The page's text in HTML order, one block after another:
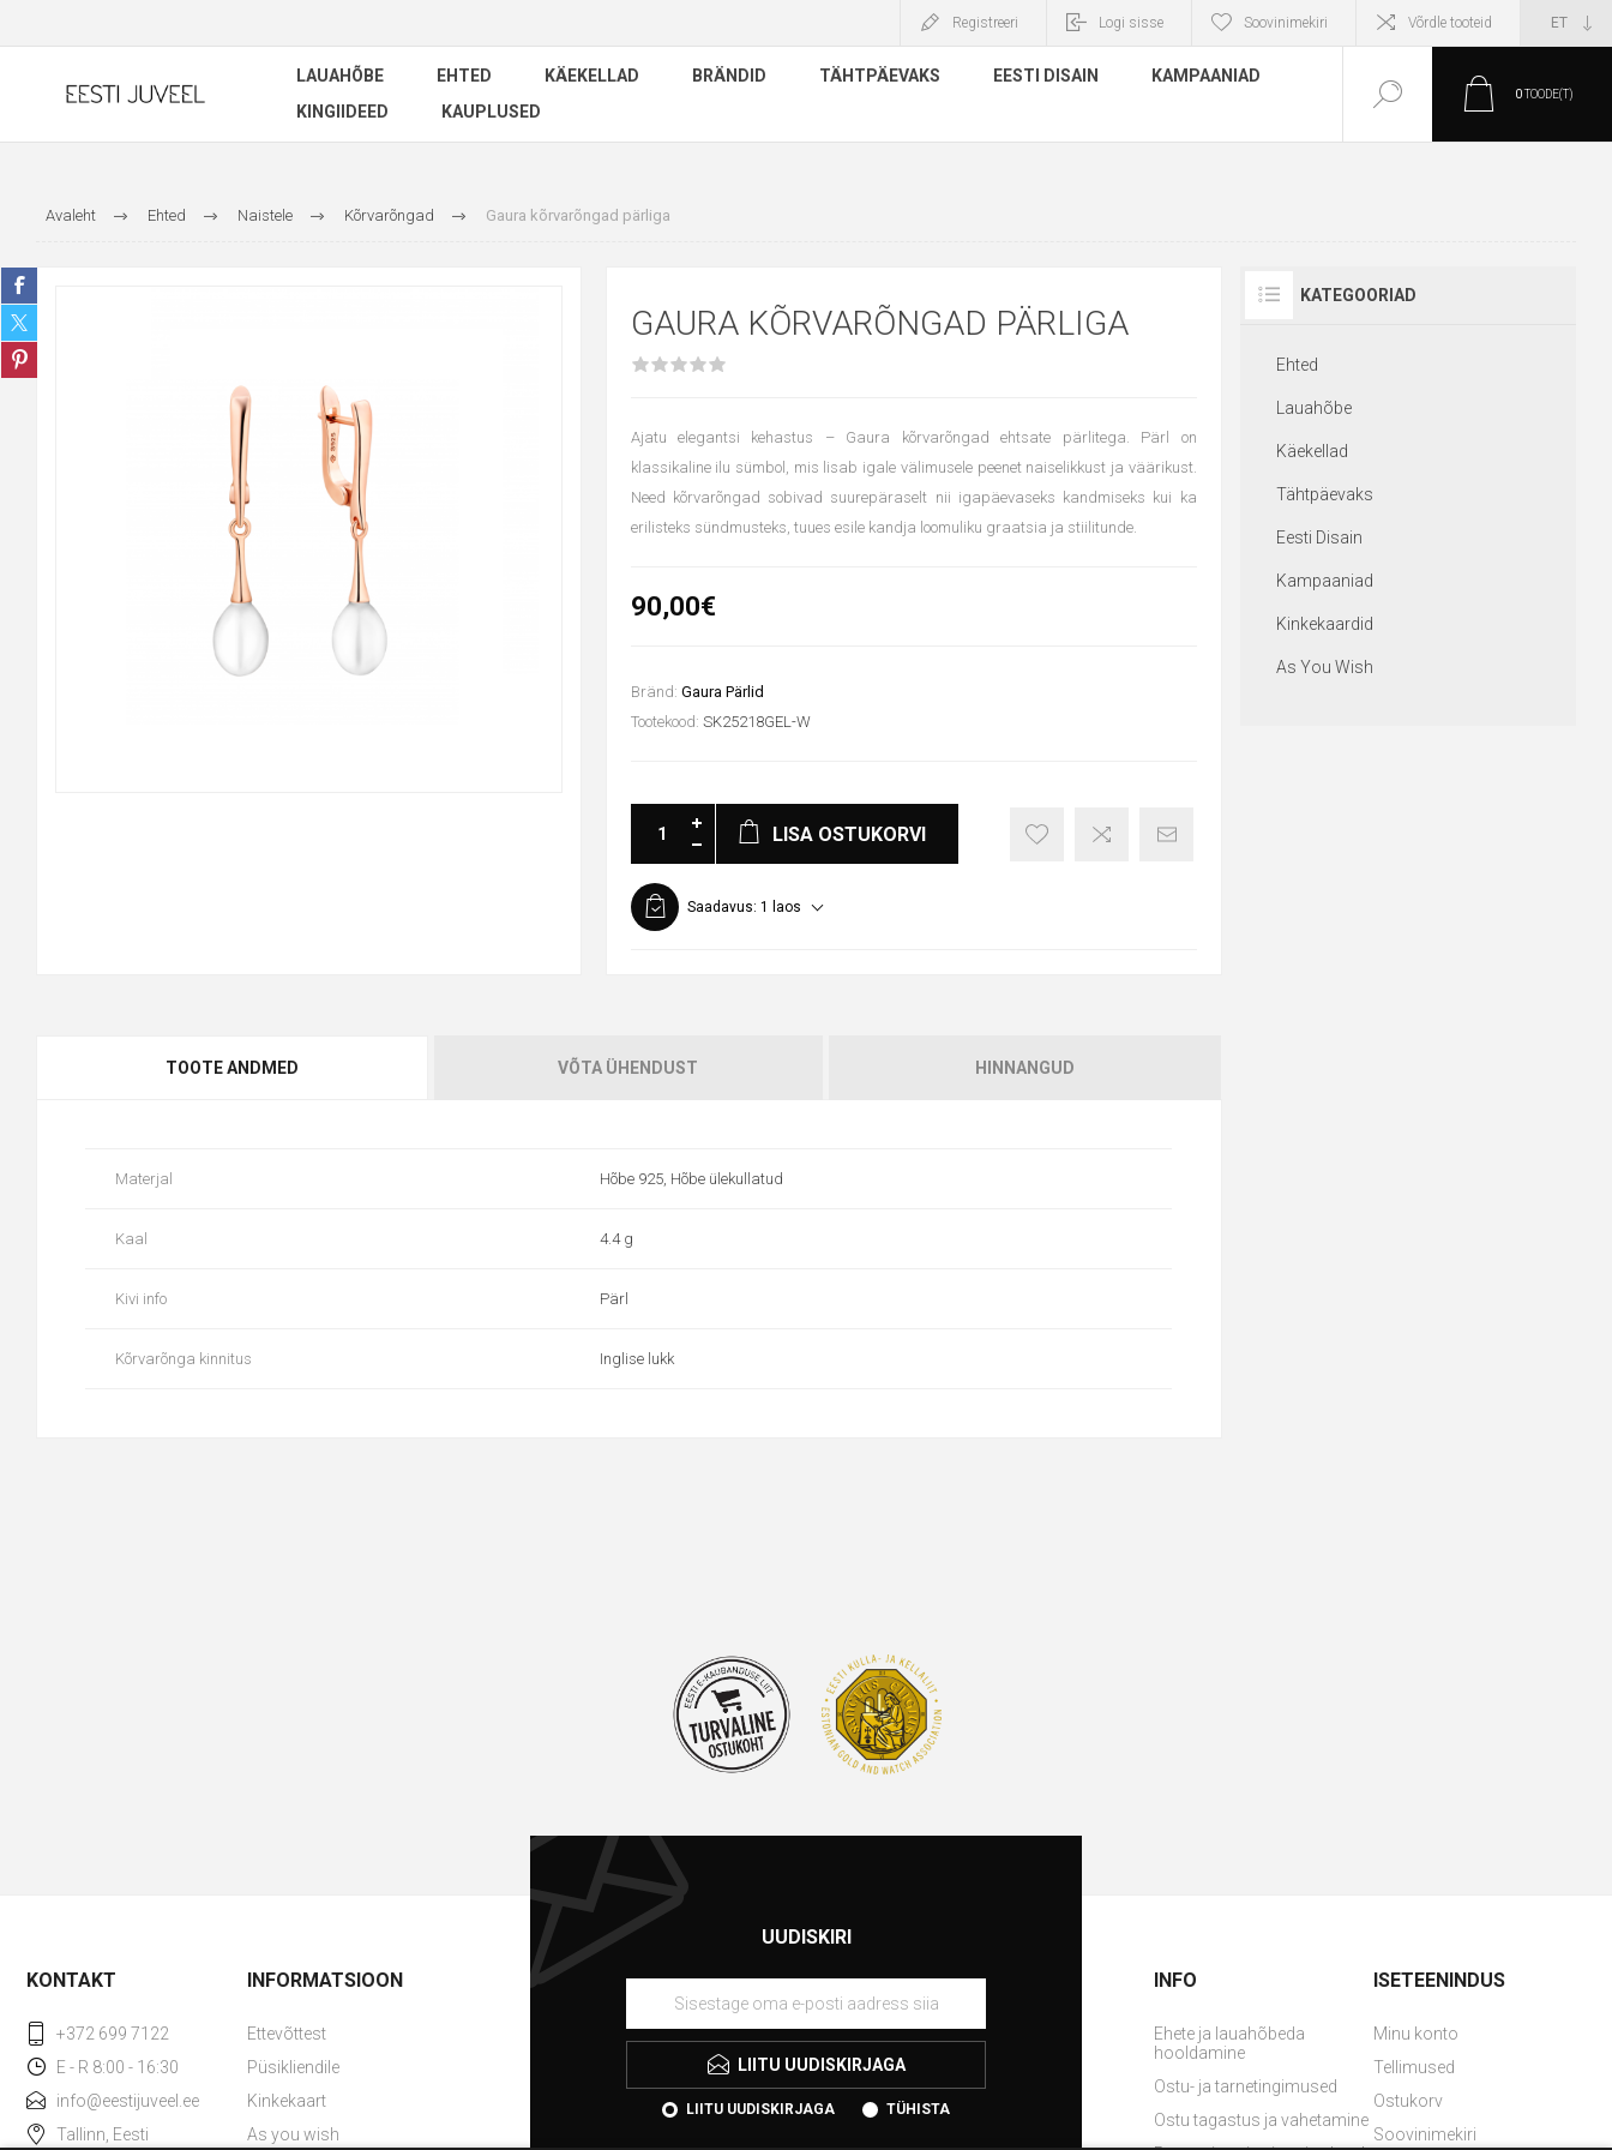
Registreeri Logi sisse Soovinimekiri Võrdle tooteid
LAUAHÕBE EHTED KÄEKELLAD BRÄNDID TÄHTPÄEVAKS EESTI DISAIN
KAMPAANIAD
KINGIIDEED
KAUPLUSED
0TOODE(T)
Avaleht Ehted Naistele Kõrvarõngad Gaura kõrvarõngad pärliga
GAURA KÕRVARÕNGAD PÄRLIGA
Ajatu elegantsi kehastus – Gaura kõrvarõngad ehtsate pärlitega. Pärl on
klassikaline ilu sümbol, mis lisab igale välimusele peenet naiselikkust ja väärikust.
Need kõrvarõngad sobivad suurepäraselt nii igapäevaseks kandmiseks kui ka
erilisteks sündmusteks, tuues esile kandja loomuliku graatsia ja stiilitunde.
90,00€
Bränd: Gaura Pärlid
Tootekood: SK25218GEL-W
LISA OSTUKORVI
Saadavus: 1 laos
TOOTE ANDMED VÕTA ÜHENDUST HINNANGUD
Materjal Hõbe 925, Hõbe ülekullatud
Kaal 4.4 g
Kivi info Pärl
Kõrvarõnga kinnitus Inglise lukk
KATEGOORIAD
Ehted
Lauahõbe
Käekellad
Tähtpäevaks
Eesti Disain
Kampaaniad
Kinkekaardid
As You Wish
UUDISKIRI
LIITU UUDISKIRJAGA
LIITU UUDISKIRJAGA TÜHISTA
KONTAKT
+372 699 7122
E - R 8:00 - 16:30
info@eestijuveel.ee
Tallinn, Eesti
INFORMATSIOON
Ettevõttest
Püsikliendile
Kinkekaart
As you wish
INFO
Ehete ja lauahõbeda
hooldamine
Ostu- ja tarnetingimused
Ostu tagastus ja vahetamine
ISETEENINDUS
Minu konto
Tellimused
Ostukorv
Soovinimekiri